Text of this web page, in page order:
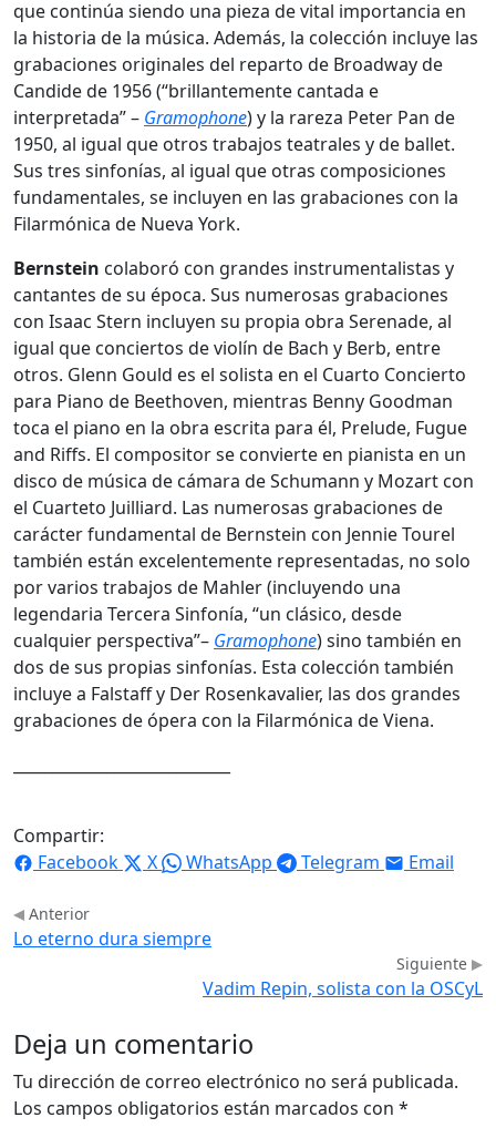
que continúa siendo una pieza de vital importancia en
la historia de la música. Además, la colección incluye las
grabaciones originales del reparto de Broadway de
Candide de 1956 (“brillantemente cantada e
interpretada” – Gramophone) y la rareza Peter Pan de
1950, al igual que otros trabajos teatrales y de ballet.
Sus tres sinfonías, al igual que otras composiciones
fundamentales, se incluyen en las grabaciones con la
Filarmónica de Nueva York.
Bernstein colaboró con grandes instrumentalistas y
cantantes de su época. Sus numerosas grabaciones
con Isaac Stern incluyen su propia obra Serenade, al
igual que conciertos de violín de Bach y Berb, entre
otros. Glenn Gould es el solista en el Cuarto Concierto
para Piano de Beethoven, mientras Benny Goodman
toca el piano en la obra escrita para él, Prelude, Fugue
and Riffs. El compositor se convierte en pianista en un
disco de música de cámara de Schumann y Mozart con
el Cuarteto Juilliard. Las numerosas grabaciones de
carácter fundamental de Bernstein con Jennie Tourel
también están excelentemente representadas, no solo
por varios trabajos de Mahler (incluyendo una
legendaria Tercera Sinfonía, “un clásico, desde
cualquier perspectiva”– Gramophone) sino también en
dos de sus propias sinfonías. Esta colección también
incluye a Falstaff y Der Rosenkavalier, las dos grandes
grabaciones de ópera con la Filarmónica de Viena.
Compartir:
Facebook
X WhatsApp Telegram Email
Anterior
Lo eterno dura siempre
Siguiente
Vadim Repin, solista con la OSCyL
Deja un comentario
Tu dirección de correo electrónico no será publicada.
Los campos obligatorios están marcados con *